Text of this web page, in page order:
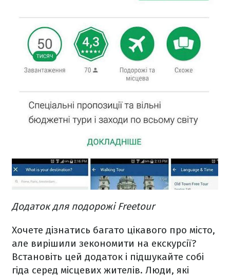
Додаток для подорожі Freetour
Хочете дізнатись багато цікавого про місто,
але вирішили зекономити на екскурсії?
Встановіть цей додаток і підшукайте собі
гіда серед місцевих жителів. Люди, які